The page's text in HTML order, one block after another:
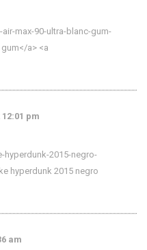
max-90-ultra-blanc-gum-
a> <a
pm
2015-negro-
hyperdunk 2015 negro
am